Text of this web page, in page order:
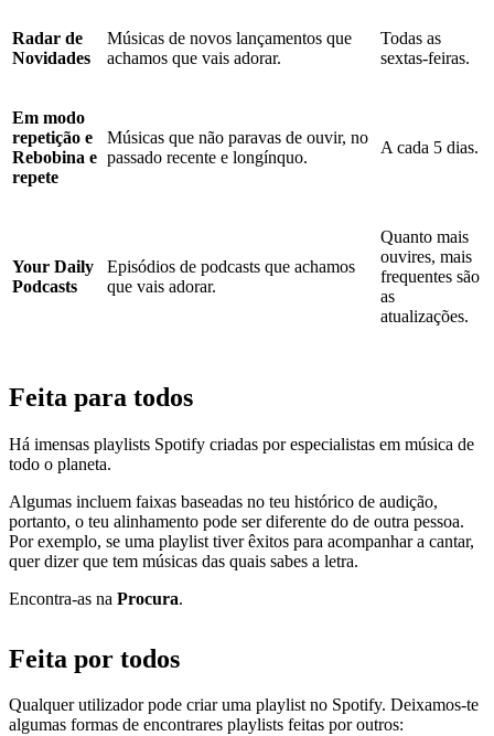
Radar de
Novidades
Músicas de novos lançamentos que
achamos que vais adorar.
Todas as
sextas-feiras.
Em modo
repetição e
Rebobina e
repete
Músicas que não paravas de ouvir, no
passado recente e longínquo.
A cada 5 dias.
Your Daily
Podcasts
Episódios de podcasts que achamos
que vais adorar.
Quanto mais
ouvires, mais
frequentes são
as
atualizações.
Feita para todos
Há imensas playlists Spotify criadas por especialistas em música de
todo o planeta.
Algumas incluem faixas baseadas no teu histórico de audição,
portanto, o teu alinhamento pode ser diferente do de outra pessoa.
Por exemplo, se uma playlist tiver êxitos para acompanhar a cantar,
quer dizer que tem músicas das quais sabes a letra.
Encontra-as na Procura.
Feita por todos
Qualquer utilizador pode criar uma playlist no Spotify. Deixamos-te
algumas formas de encontrares playlists feitas por outros: